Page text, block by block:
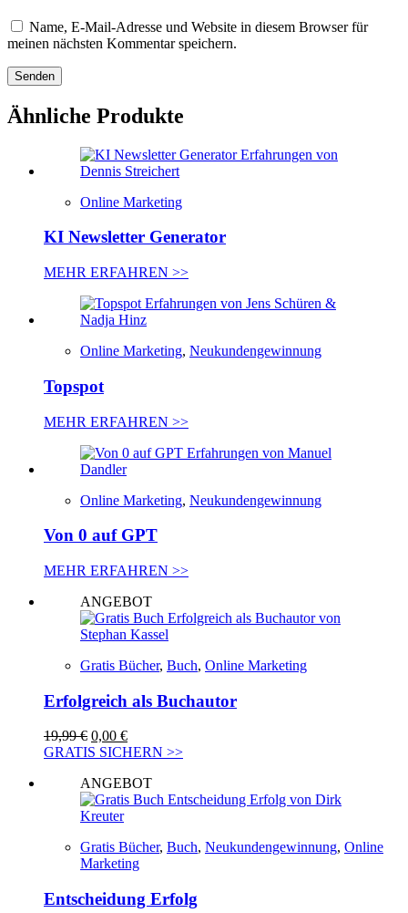
Name, E-Mail-Adresse und Website in diesem Browser für
meinen nächsten Kommentar speichern.
Senden
Ähnliche Produkte
Online Marketing
KI Newsletter Generator
MEHR ERFAHREN >>
Online Marketing, Neukundengewinnung
Topspot
MEHR ERFAHREN >>
Online Marketing, Neukundengewinnung
Von 0 auf GPT
MEHR ERFAHREN >>
ANGEBOT
Gratis Bücher, Buch, Online Marketing
Erfolgreich als Buchautor
19,99€ Ursprünglicher
Preis
19,99 €
0,00 €Aktueller
Preis
0,00 €.
GRATIS SICHERN >>
ANGEBOT
Gratis Bücher, Buch, Neukundengewinnung, Online
Marketing
Entscheidung Erfolg